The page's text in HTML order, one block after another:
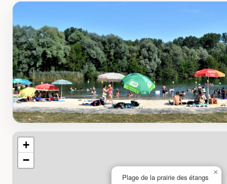
Plage de la prairie des étangs
×
+
−